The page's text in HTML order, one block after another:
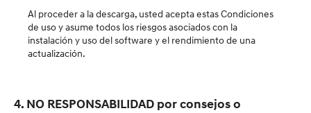
Al proceder a la descarga, usted acepta estas Condiciones
de uso y asume todos los riesgos asociados con la
instalación y uso del software y el rendimiento de una
actualización.
4. NO RESPONSABILIDAD por consejos o